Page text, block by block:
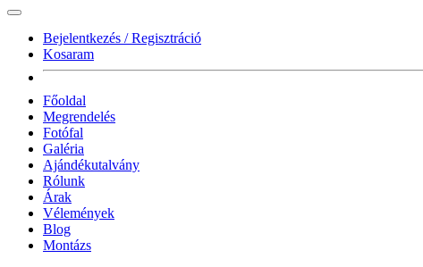
Bejelentkezés / Regisztráció
Kosaram
Főoldal
Megrendelés
Fotófal
Galéria
Ajándékutalvány
Rólunk
Árak
Vélemények
Blog
Montázs